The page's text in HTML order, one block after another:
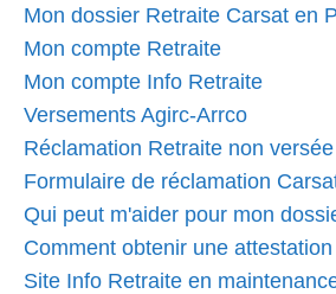
Mon dossier Retraite Carsat en
Mon compte Retraite
Mon compte Info Retraite
Versements Agirc-Arrco
Réclamation Retraite non versée
Formulaire de réclamation
Qui peut m'aider pour mon
Comment obtenir une
Site Info Retraite en